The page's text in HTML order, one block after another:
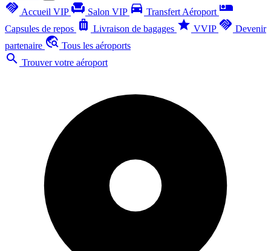
handshake Accueil VIP chair Salon VIP directions_car Transfert Aéroport airline_seat_individual_suite
Capsules de repos luggage Livraison de bagages star VVIP handshake Devenir
partenaire travel_explore Tous les aéroports
search Trouver votre aéroport